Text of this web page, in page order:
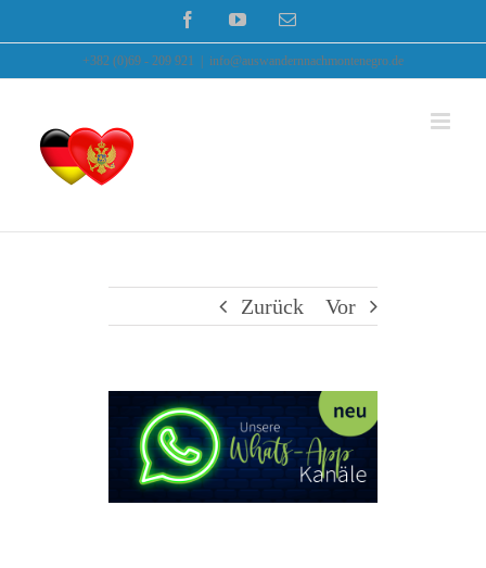
FacebookYouTubeE-
+382 (0)69 - 209 921 info@auswandernnachmontenegro.de
Zurück Vor
Zeige
grösseres
Bild